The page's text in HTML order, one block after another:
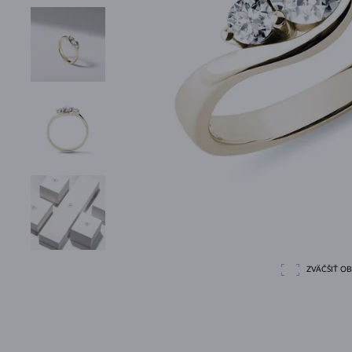
ZVÄČŠIŤ